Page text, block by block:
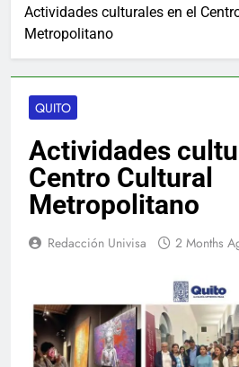
Actividades culturales en el
Metropolitano
QUITO
Actividades
Centro Cultural
Metropolitano
Redacción Univisa 2 Months